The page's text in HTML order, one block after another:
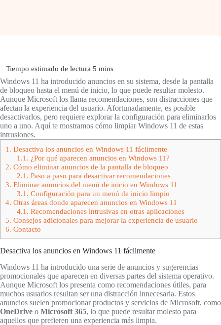
Windows 11 ha introducido anuncios en su sistema, desde la pantalla
de bloqueo hasta el menú de inicio, lo que puede resultar molesto.
Aunque Microsoft los llama recomendaciones, son distracciones que
afectan la experiencia del usuario. Afortunadamente, es posible
desactivarlos, pero requiere explorar la configuración para eliminarlos
uno a uno. Aquí te mostramos cómo limpiar Windows 11 de estas
intrusiones.
1. Desactiva los anuncios en Windows 11 fácilmente
1.1. ¿Por qué aparecen anuncios en Windows 11?
2. Cómo eliminar anuncios de la pantalla de bloqueo
2.1. Paso a paso para desactivar recomendaciones
3. Eliminar anuncios del menú de inicio en Windows 11
3.1. Configuración para un menú de inicio limpio
4. Otras áreas donde aparecen anuncios en Windows 11
4.1. Recomendaciones intrusivas en otras aplicaciones
5. Consejos adicionales para mejorar la experiencia de usuario
6. Contacto
Desactiva los anuncios en Windows 11 fácilmente
Windows 11 ha introducido una serie de anuncios y sugerencias
promocionales que aparecen en diversas partes del sistema operativo.
Aunque Microsoft los presenta como recomendaciones útiles, para
muchos usuarios resultan ser una distracción innecesaria. Estos
anuncios suelen promocionar productos y servicios de Microsoft, como
OneDrive o Microsoft 365, lo que puede resultar molesto para
aquellos que prefieren una experiencia más limpia.